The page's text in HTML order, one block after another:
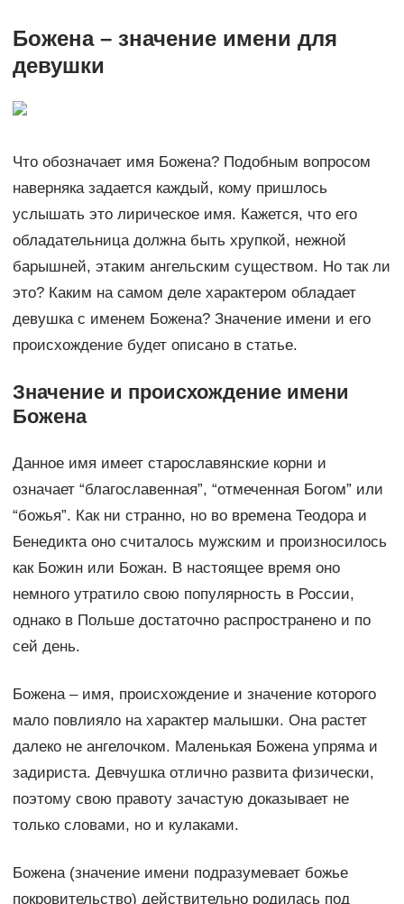
Божена – значение имени для
девушки
Что обозначает имя Божена? Подобным вопросом
наверняка задается каждый, кому пришлось
услышать это лирическое имя. Кажется, что его
обладательница должна быть хрупкой, нежной
барышней, этаким ангельским существом. Но так ли
это? Каким на самом деле характером обладает
девушка с именем Божена? Значение имени и его
происхождение будет описано в статье.
Значение и происхождение имени
Божена
Данное имя имеет старославянские корни и
означает “благославенная”, “отмеченная Богом” или
“божья”. Как ни странно, но во времена Теодора и
Бенедикта оно считалось мужским и произносилось
как Божин или Божан. В настоящее время оно
немного утратило свою популярность в России,
однако в Польше достаточно распространено и по
сей день.
Божена – имя, происхождение и значение которого
мало повлияло на характер малышки. Она растет
далеко не ангелочком. Маленькая Божена упряма и
задириста. Девчушка отлично развита физически,
поэтому свою правоту зачастую доказывает не
только словами, но и кулаками.
Божена (значение имени подразумевает божье
покровительство) действительно родилась под